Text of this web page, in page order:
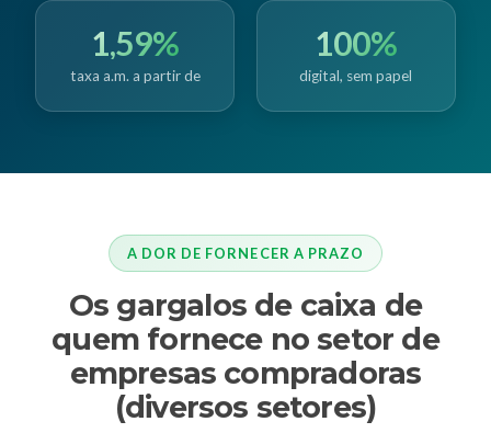
1,59%
taxa a.m. a partir de
100%
digital, sem papel
A DOR DE FORNECER A PRAZO
Os gargalos de caixa de
quem fornece no setor de
empresas compradoras
(diversos setores)